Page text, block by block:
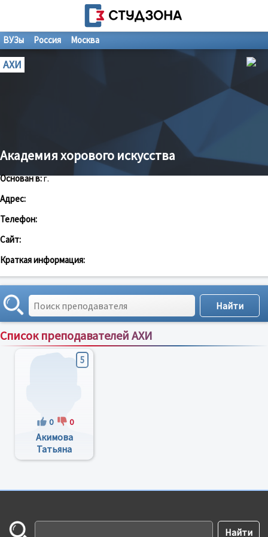
ВУЗы Россия Москва
АХИ
Академия хорового искусства
Основан в:г.
Адрес:
Телефон:
Сайт:
Краткая информация:
Список преподавателей АХИ
Сортировка по:имени;рейтингу;отзывам
5
0 0
Акимова
Татьяна
Николаевна